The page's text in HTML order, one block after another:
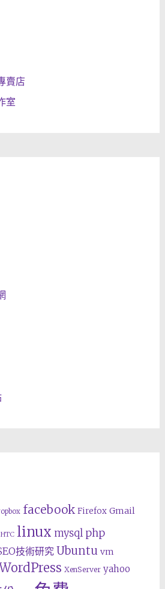
賣店
室
facebook Firefox Gmail
HTC linux mysql php
技術研究 Ubuntu vm
XenServer yahoo